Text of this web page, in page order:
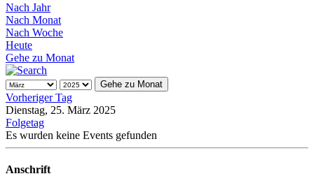
Nach Jahr
Nach Monat
Nach Woche
Heute
Gehe zu Monat
Gehe zu Monat
Vorheriger Tag
Dienstag, 25. März 2025
Folgetag
Es wurden keine Events gefunden
Anschrift